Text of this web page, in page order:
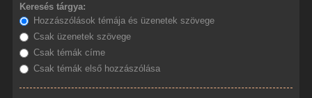
Keresés tárgya:
Hozzászólások témája és üzenetek szövege
Csak üzenetek szövege
Csak témák címe
Csak témák első hozzászólása